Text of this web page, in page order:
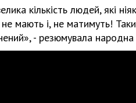
кількість людей, які
мають і, не матимуть!
- резюмувала